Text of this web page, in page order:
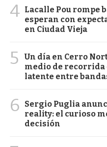
4 Lacalle Pou rompe
esperan con
en Ciudad Vieja
5
Un día en Cerro
medio de recorrida
latente entre
6
Sergio Puglia
reality: el curioso
decisión